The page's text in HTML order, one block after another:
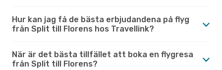
Hur kan jag få de bästa erbjudandena på flyg
från Split till Florens hos Travellink?
När är det bästa tillfället att boka en flygresa
från Split till Florens?